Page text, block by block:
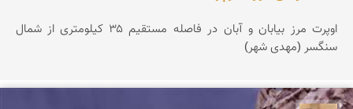
اوپرت مرز بیابان و آبان در فاصله مستقیم ۳۵ کیلومتری از شمال
سنگسر (مهدی شهر)